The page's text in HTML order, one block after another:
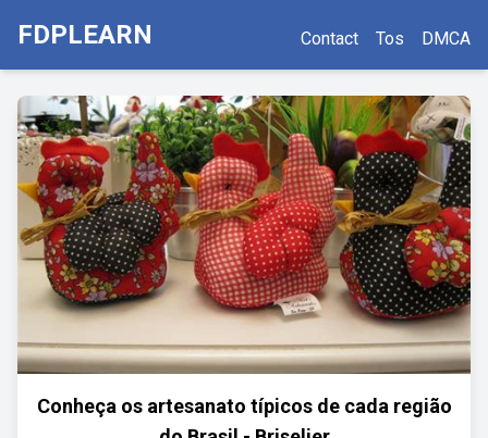
FDPLEARN Contact Tos DMCA
Conheça os artesanato típicos de cada região